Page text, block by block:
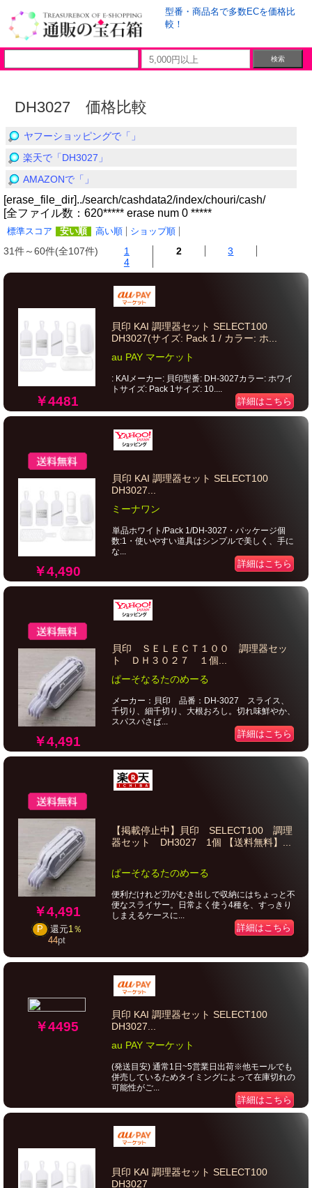
型番・商品名で多数ECを価格比
較！
DH3027 価格比較
ヤフーショッピングで「」
楽天で「DH3027」
AMAZONで「」
[erase_file_dir]../search/cashdata2/index/chouri/cash/
[全ファイル数：620***** erase num 0 *****
標準スコア 安い順 高い順 ショップ順
31件～60件(全107件) 1 2
3
4
￥4481
貝印 KAI 調理器セット SELECT100
DH3027(サイズ: Pack 1 / カラー: ホ...
au PAY マーケット
: KAIメーカー: 貝印型番: DH-3027カラー: ホワイ
トサイズ: Pack 1サイズ: 10....
詳細はこちら
￥4,490
貝印 KAI 調理器セット SELECT100
DH3027...
ミーナワン
単品ホワイト/Pack 1/DH-3027・パッケージ個
数:1・使いやすい道具はシンプルで美しく、手に
な...
詳細はこちら
￥4,491
貝印 ＳＥＬＥＣＴ１００ 調理器セッ
ト ＤＨ３０２７ １個...
ぱーそなるたのめーる
メーカー：貝印 品番：DH-3027 スライス、
千切り、細千切り、大根おろし。切れ味鮮やか、
スパスパさば...
詳細はこちら
￥4,491
P 還元1％
44pt
【掲載停止中】貝印 SELECT100 調理
器セット DH3027 1個 【送料無料】...
ぱーそなるたのめーる
便利だけれど刃がむき出しで収納にはちょっと不
便なスライサー。日常よく使う4種を、すっきり
しまえるケースに...
詳細はこちら
￥4495
貝印 KAI 調理器セット SELECT100
DH3027...
au PAY マーケット
(発送目安) 通常1日~5営業日出荷※他モールでも
併売しているためタイミングによって在庫切れの
可能性がご...
詳細はこちら
貝印 KAI 調理器セット SELECT100
DH3027